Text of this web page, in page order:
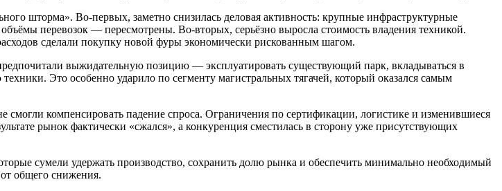
шторма». Во-первых, заметно снизилась деловая активность: крупные инфраструктурные
перевозок — пересмотрены. Во-вторых, серьёзно выросла стоимость владения техникой.
сделали покупку новой фуры экономически рискованным шагом.
выжидательную позицию — эксплуатировать существующий парк, вкладываться в
Это особенно ударило по сегменту магистральных тягачей, который оказался самым
компенсировать падение спроса. Ограничения по сертификации, логистике и изменившиеся
рынок фактически «сжался», а конкуренция сместилась в сторону уже присутствующих
сумели удержать производство, сохранить долю рынка и обеспечить минимально необходимый
общего снижения.